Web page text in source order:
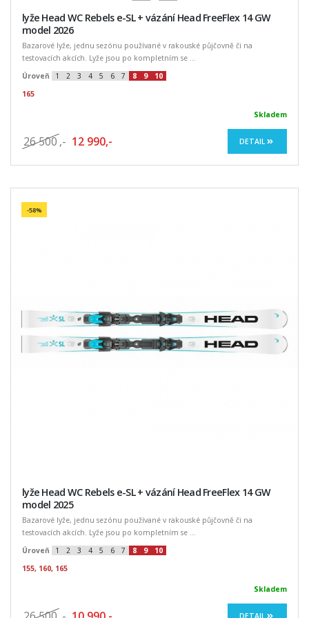
lyže Head WC Rebels e-SL + vázání Head FreeFlex 14 GW
model 2026
Bazarové lyže, jednu sezónu používané v rakouské půjčovně či na
testovacích akcích. Lyže jsou po kompletním se ...
Úroveň
1 2 3 4 5 6 7 8 9
10
165
Skladem
26 500 ,- 12 990,- DETAIL
-58%
lyže Head WC Rebels e-SL + vázání Head FreeFlex 14 GW
model 2025
Bazarové lyže, jednu sezónu používané v rakouské půjčovně či na
testovacích akcích. Lyže jsou po kompletním se ...
Úroveň
1 2 3 4 5 6 7 8 9
10
155, 160, 165
Skladem
DETAIL